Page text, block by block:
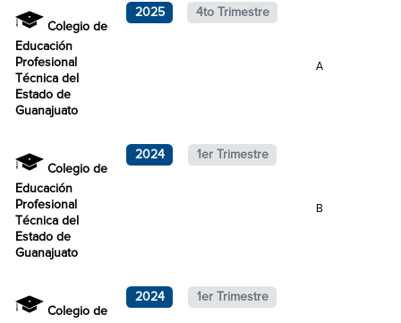
Colegio de
Educación
Profesional
Técnica del
Estado de
Guanajuato
2025 4to Trimestre
A
Colegio de
Educación
Profesional
Técnica del
Estado de
Guanajuato
2024 1er Trimestre
B
Colegio de
2024 1er Trimestre